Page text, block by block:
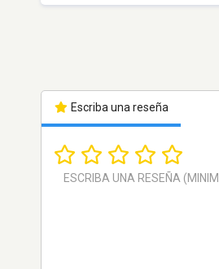
Escriba una reseña